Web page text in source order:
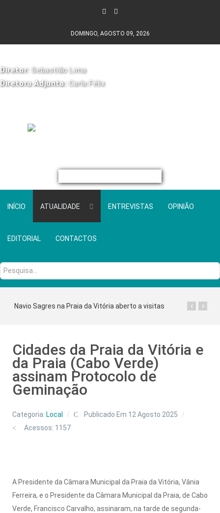
DOMINGO, AGOSTO 09, 2026
Diretor: Sebastião Lima
Diretora Adjunta: Carla Félix
INÍCIO ATUALIDADE ENTREVISTAS OPINIÃO
EDITORIAL CONTACTOS
Pesquisa...
Navio Sagres na Praia da Vitória aberto a visitas ›
‹
Cidades da Praia da Vitória e
da Praia (Cabo Verde)
assinam Protocolo de
Geminação
Categoria: Local
Publicado Em 12 Agosto 2025
Acessos: 1157
A Presidente da Câmara Municipal da Praia da Vitória, Vânia
Ferreira, e o Presidente da Câmara Municipal da Praia, de Cabo
Verde, Francisco Carvalho, assinaram, na tarde de segunda-